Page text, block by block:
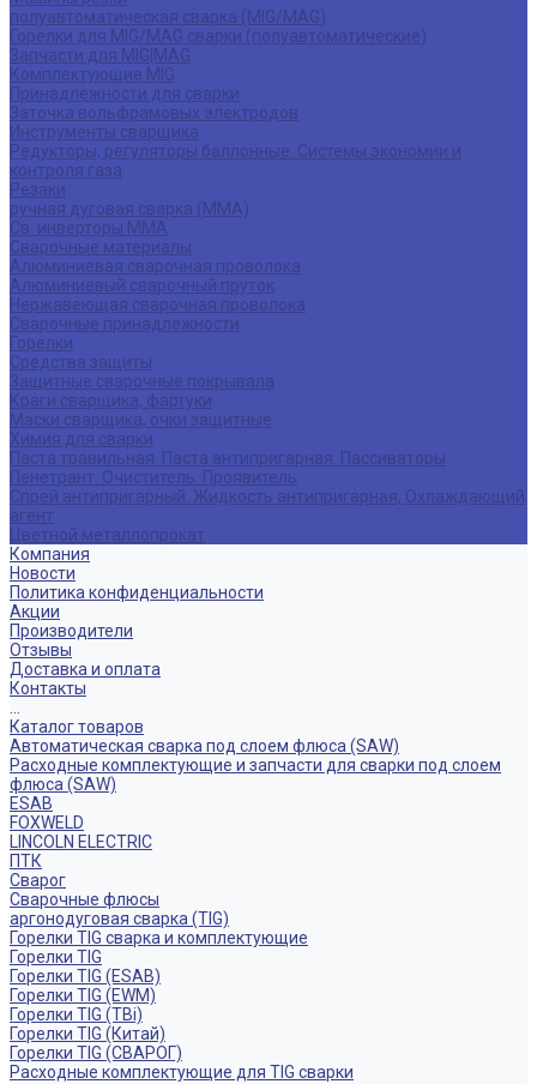
полуавтоматическая сварка (MIG/MAG)
Горелки для MIG/MAG сварки (полуавтоматические)
Запчасти для MIG|MAG
Комплектующие MIG
Принадлежности для сварки
Заточка вольфрамовых электродов
Инструменты сварщика
Редукторы, регуляторы баллонные. Системы экономии и
контроля газа
Резаки
ручная дуговая сварка (MMA)
Св. инверторы MMA
Сварочные материалы
Алюминиевая сварочная проволока
Алюминиевый сварочный пруток
Нержавеющая сварочная проволока
Сварочные принадлежности
Горелки
Средства защиты
Защитные сварочные покрывала
Краги сварщика, фартуки
Маски сварщика, очки защитные
Химия для сварки
Паста травильная. Паста антипригарная. Пассиваторы
Пенетрант. Очиститель. Проявитель
Спрей антипригарный. Жидкость антипригарная, Охлаждающий
агент
Цветной металлопрокат
Компания
Новости
Политика конфиденциальности
Акции
Производители
Отзывы
Доставка и оплата
Контакты
Каталог товаров
Автоматическая сварка под слоем флюса (SAW)
Расходные комплектующие и запчасти для сварки под слоем
флюса (SAW)
ESAB
FOXWELD
LINCOLN ELECTRIC
ПТК
Сварог
Сварочные флюсы
аргонодуговая сварка (TIG)
Горелки TIG сварка и комплектующие
Горелки TIG
Горелки TIG (ESAB)
Горелки TIG (EWM)
Горелки TIG (TBi)
Горелки TIG (Китай)
Горелки TIG (СВАРОГ)
Расходные комплектующие для TIG сварки